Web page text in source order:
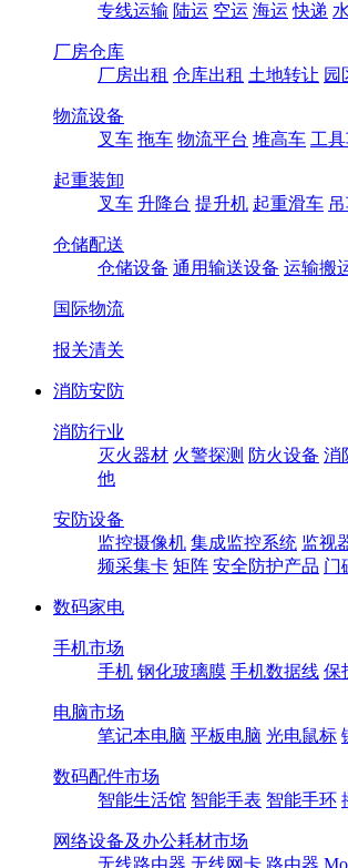
专线运输 陆运 空运 海运 快递
厂房仓库
厂房出租 仓库出租 土地转让 园
物流设备
叉车 拖车 物流平台 堆高车 工
起重装卸
叉车 升降台 提升机 起重滑车
仓储配送
仓储设备 通用输送设备 运输搬
国际物流
报关清关
消防安防
消防行业
灭火器材 火警探测 防火设备 消
他
安防设备
监控摄像机 集成监控系统 监视
频采集卡 矩阵 安全防护产品 门
数码家电
手机市场
手机 钢化玻璃膜 手机数据线 保
电脑市场
笔记本电脑 平板电脑 光电鼠标
数码配件市场
智能生活馆 智能手表 智能手环
网络设备及办公耗材市场
无线路由器 无线网卡 路由器